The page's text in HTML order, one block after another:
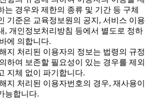
는 경우와 제한의 종류 및 기간 등 구체
기준은 교육정보원의 공지, 서비스 이용
, 개인정보처리방침 등에서 별도로 정하
에 의합니다.
지 처리된 이용자의 정보는 법령의 규정
하여 보존할 필요성이 있는 경우를 제외
지체 없이 파기합니다.
지 처리된 이용자번호의 경우, 재사용이
능합니다.